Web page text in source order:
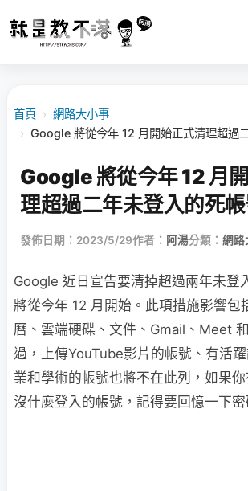
首頁 › 網路大小事
› Google 將從今年 12 月開始正式清理超過
Google 將從今年 12 月
理超過二年未登入的死
發佈日期：2023/5/29作者： 阿湯分類： 網路
Google 近日宣告要清掉超過兩年未登
將從今年 12 月開始。此項措施影響包
曆、雲端硬碟、文件、Gmail、Meet
過，上傳YouTube影片的帳號、有活
業和學術的帳號也將不在此列，如果
沒什麼登入的帳號，記得要回憶一下密